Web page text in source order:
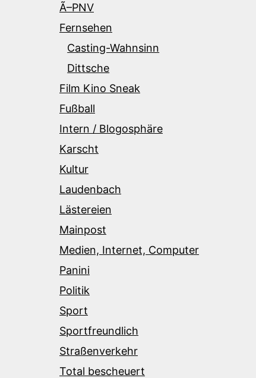
Ã–PNV
Fernsehen
Casting-Wahnsinn
Dittsche
Film Kino Sneak
Fußball
Intern / Blogosphäre
Karscht
Kultur
Laudenbach
Lästereien
Mainpost
Medien, Internet, Computer
Panini
Politik
Sport
Sportfreundlich
Straßenverkehr
Total bescheuert